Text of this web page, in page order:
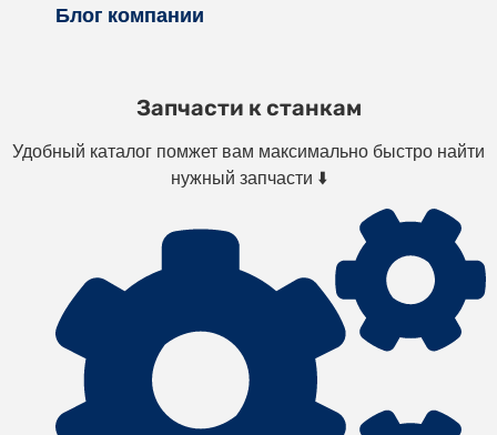
Блог компании
Запчасти к станкам
Удобный каталог помжет вам максимально быстро найти
нужный запчасти ⬇️